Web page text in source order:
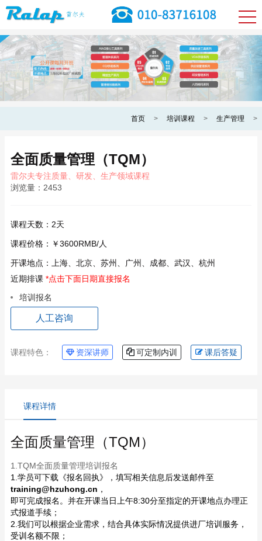
首页 > 培训课程 > 生产管理 >
全面质量管理（TQM）
雷尔夫专注质量、研发、生产领域课程
浏览量： 2453
课程天数： 2天
课程价格： ￥3600RMB/人
开课地点：
上海、北京、苏州、广州、成都、武汉、杭州
近期排课 *点击下面日期直接报名
培训报名
人工咨询
课程特色： 资深讲师 可定制内训 课后答疑
课程详情
全面质量管理（TQM）
1.TQM全面质量管理培训报名
1.学员可下载《报名回执》，填写相关信息后发送邮件至
training@hzuhong.cn ，
即可完成报名。并在开课当日上午8:30分至指定的开课地点办理正
式报道手续；
2.我们可以根据企业需求，结合具体实际情况提供进厂培训服务，
受训名额不限；